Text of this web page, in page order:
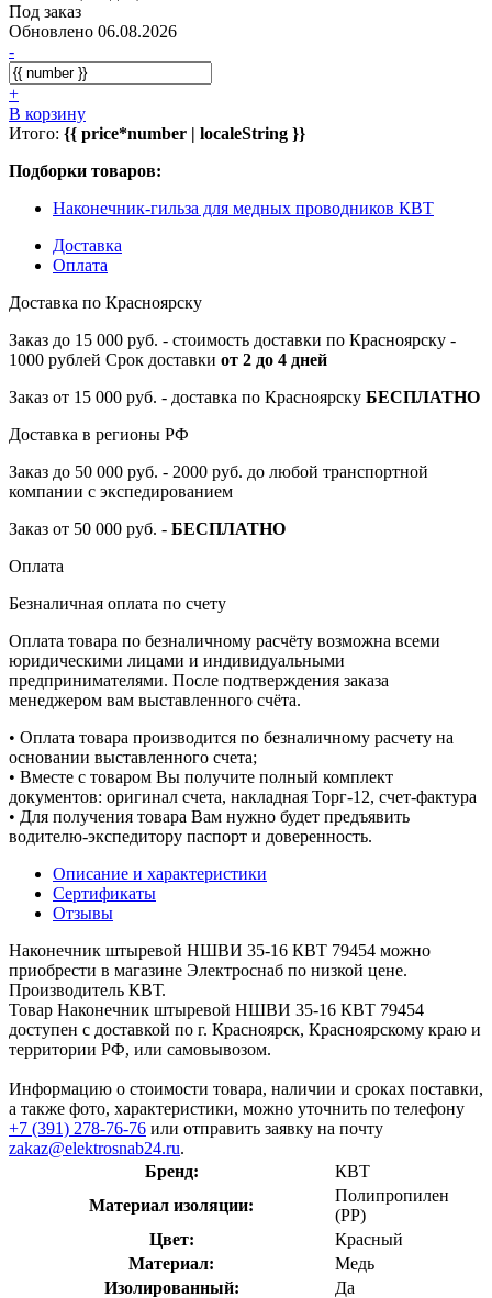
Под заказ
Обновлено 06.08.2026
-
+
В корзину
Итого: {{ price*number | localeString }}
Подборки товаров:
Наконечник-гильза для медных проводников КВТ
Доставка
Оплата
Доставка по Красноярску
Заказ до 15 000 руб. - стоимость доставки по Красноярску -
1000 рублей Срок доставки от 2 до 4 дней
Заказ от 15 000 руб. - доставка по Красноярску БЕСПЛАТНО
Доставка в регионы РФ
Заказ до 50 000 руб. - 2000 руб. до любой транспортной
компании с экспедированием
Заказ от 50 000 руб. - БЕСПЛАТНО
Оплата
Безналичная оплата по счету
Оплата товара по безналичному расчёту возможна всеми
юридическими лицами и индивидуальными
предпринимателями. После подтверждения заказа
менеджером вам выставленного счёта.
• Оплата товара производится по безналичному расчету на
основании выставленного счета;
• Вместе с товаром Вы получите полный комплект
документов: оригинал счета, накладная Торг-12, счет-фактура
• Для получения товара Вам нужно будет предъявить
водителю-экспедитору паспорт и доверенность.
Описание и характеристики
Сертификаты
Отзывы
Наконечник штыревой НШВИ 35-16 КВТ 79454 можно
приобрести в магазине Электроснаб по низкой цене.
Производитель КВТ.
Товар Наконечник штыревой НШВИ 35-16 КВТ 79454
доступен с доставкой по г. Красноярск, Красноярскому краю и
территории РФ, или самовывозом.
Информацию о стоимости товара, наличии и сроках поставки,
а также фото, характеристики, можно уточнить по телефону
+7 (391) 278-76-76 или отправить заявку на почту
zakaz@elektrosnab24.ru.
Бренд:
КВТ
Материал изоляции:
Полипропилен
(PP)
Цвет:
Красный
Материал:
Медь
Изолированный:
Да